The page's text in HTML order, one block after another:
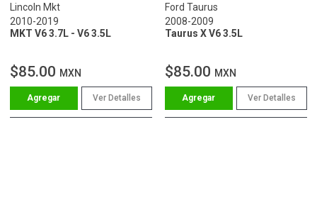
Lincoln Mkt
2010-2019
MKT V6 3.7L - V6 3.5L
$85.00 MXN
Ver Detalles
Ford Taurus
2008-2009
Taurus X V6 3.5L
$85.00 MXN
Ver Detalles